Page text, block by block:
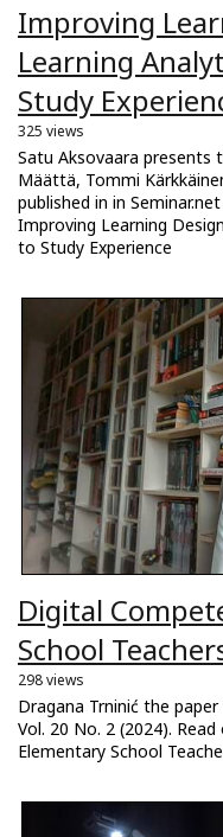
Improving
Learning
Study
325 views
Satu Aksovaara presents
Määttä, Tommi
published in in
Improving Learning
to Study Experience
Digital
School
298 views
Dragana Trninić the
Vol. 20 No. 2 (2024).
Elementary School